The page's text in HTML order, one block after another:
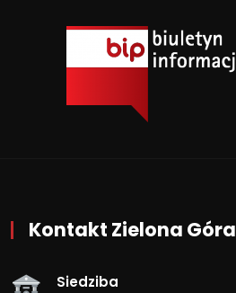
Kontakt Zielona Góra
Siedziba